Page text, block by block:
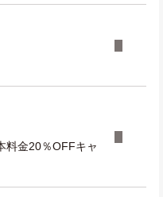
料金20％OFFキャ